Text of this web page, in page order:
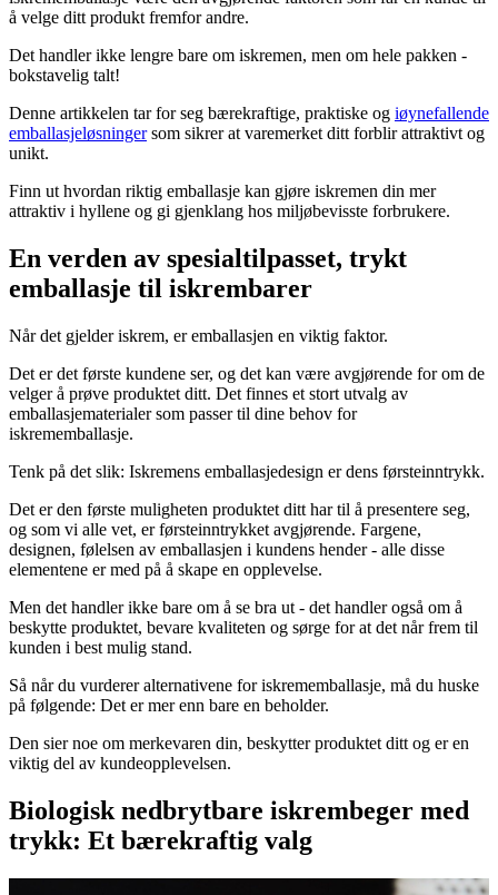
å velge ditt produkt fremfor andre.
Det handler ikke lengre bare om iskremen, men om hele pakken -
bokstavelig talt!
Denne artikkelen tar for seg bærekraftige, praktiske og iøynefallende
emballasjeløsningersom sikrer at varemerket ditt forblir attraktivt og
unikt.
Finn ut hvordan riktig emballasje kan gjøre iskremen din mer
attraktiv i hyllene og gi gjenklang hos miljøbevisste forbrukere.
En verden av spesialtilpasset, trykt
emballasje til iskrembarer
Når det gjelder iskrem, er emballasjen en viktig faktor.
Det er det første kundene ser, og det kan være avgjørende for om de
velger å prøve produktet ditt. Det finnes et stort utvalg av
emballasjematerialer som passer til dine behov for
iskrememballasje.
Tenk på det slik: Iskremens emballasjedesign er dens førsteinntrykk.
Det er den første muligheten produktet ditt har til å presentere seg,
og som vi alle vet, er førsteinntrykket avgjørende. Fargene,
designen, følelsen av emballasjen i kundens hender - alle disse
elementene er med på å skape en opplevelse.
Men det handler ikke bare om å se bra ut - det handler også om å
beskytte produktet, bevare kvaliteten og sørge for at det når frem til
kunden i best mulig stand.
Så når du vurderer alternativene for iskrememballasje, må du huske
på følgende: Det er mer enn bare en beholder.
Den sier noe om merkevaren din, beskytter produktet ditt og er en
viktig del av kundeopplevelsen.
Biologisk nedbrytbare iskrembeger med
trykk: Et bærekraftig valg